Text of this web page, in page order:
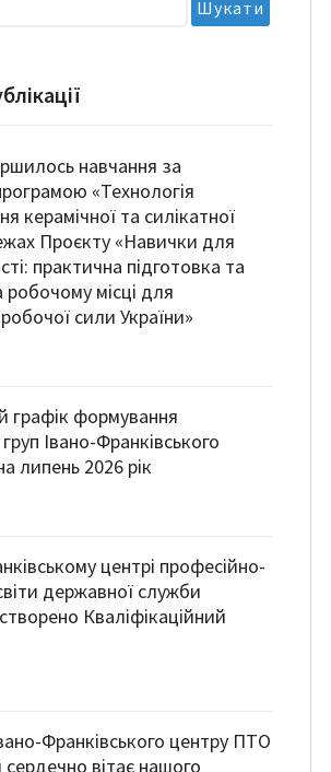
«Технологія
керамічної та силікатної
Проєкту «Навички для
практична підготовка та
робочому місці для
робочої сили України»
Івано-Франківського
липень 2026 рік
державної служби
Кваліфікаційний
вітає нашого